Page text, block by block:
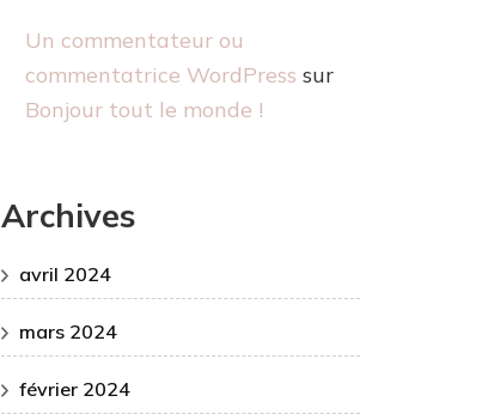
Un commentateur ou
commentatrice WordPress sur
Bonjour tout le monde !
Archives
avril 2024
mars 2024
février 2024